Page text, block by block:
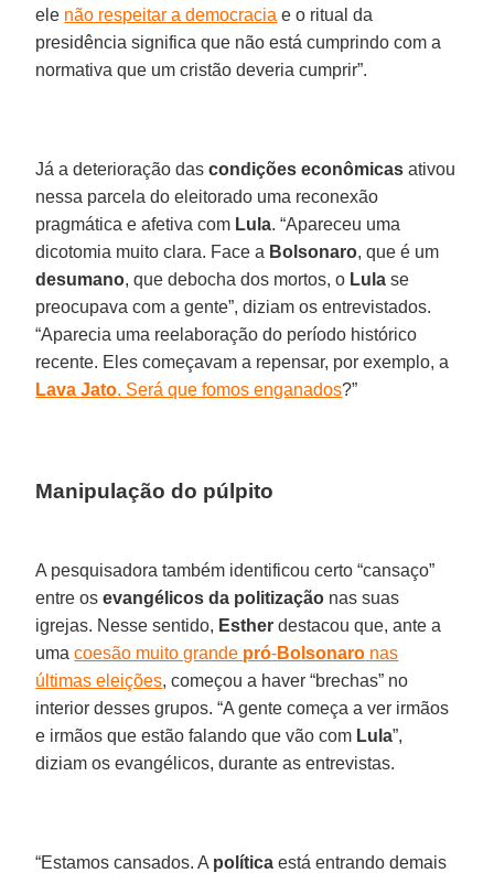
ele não respeitar a democracia e o ritual da
presidência significa que não está cumprindo com a
normativa que um cristão deveria cumprir”.
Já a deterioração dascondições econômicas ativou
nessa parcela do eleitorado uma reconexão
pragmática e afetiva com Lula. “Apareceu uma
dicotomia muito clara. Face a Bolsonaro, que é um
desumano, que debocha dos mortos, o Lula se
preocupava com a gente”, diziam os entrevistados.
“Aparecia uma reelaboração do período histórico
recente. Eles começavam a repensar, por exemplo, a
Lava Jato. Será que fomos enganados?”
Manipulação do púlpito
A pesquisadora também identificou certo “cansaço”
entre osevangélicos da politização nas suas
igrejas. Nesse sentido, Esther destacou que, ante a
umacoesão muito grande pró-Bolsonaro nas
últimas eleições, começou a haver “brechas” no
interior desses grupos. “A gente começa a ver irmãos
e irmãos que estão falando que vão com Lula”,
diziam os evangélicos, durante as entrevistas.
“Estamos cansados. A política está entrando demais